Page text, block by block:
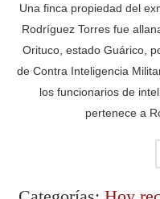
Una finca propiedad del
Rodríguez Torres fue
Orituco, estado Guárico,
de Contra Inteligencia
los funcionarios de
pertenece a